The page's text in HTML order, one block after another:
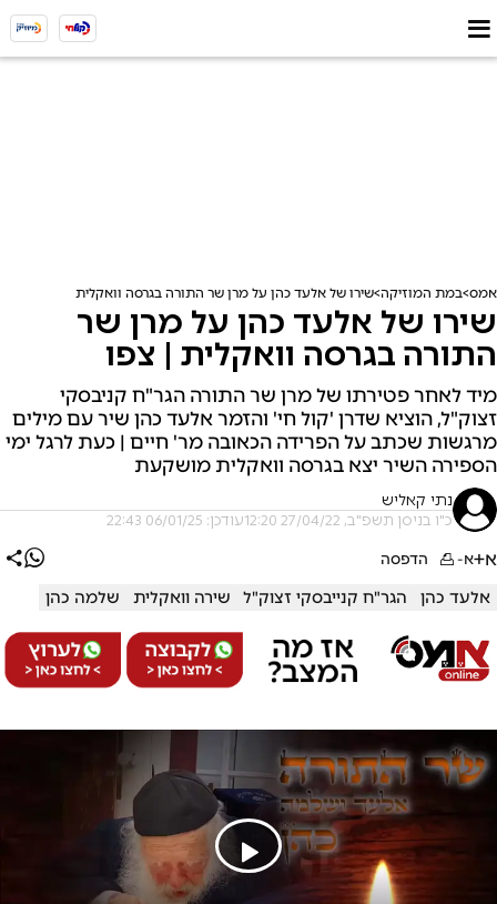
אמס במת המוזיקה שירו של אלעד כהן על מרן שר התורה בגרסה וואקלית | צפו
שירו של אלעד כהן על מרן שר
התורה בגרסה וואקלית | צפו
מיד לאחר פטירתו של מרן שר התורה הגר"ח קניבסקי
זצוק"ל, הוציא שדרן 'קול חי' והזמר אלעד כהן שיר עם מילים
מרגשות שכתב על הפרידה הכאובה מר' חיים | כעת לרגל ימי
הספירה השיר יצא בגרסה וואקלית מושקעת
נתי קאליש
כ"ו בניסן תשפ"ב, 27/04/22 12:20 עודכן: 06/01/25 22:43
א+א- הדפסה
אלעד כהן הגר"ח קנייבסקי זצוק"ל שירה וואקלית שלמה כהן